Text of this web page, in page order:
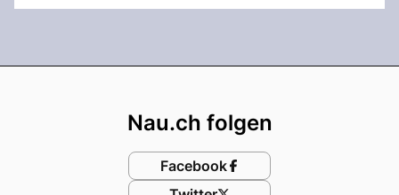
Nau.ch folgen
Facebook